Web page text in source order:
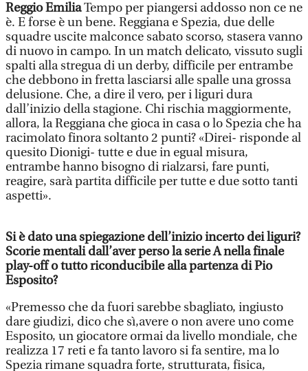
Reggio EmiliaTempo per piangersi addosso non ce ne
è. E forse è un bene. Reggiana e Spezia, due delle
squadre uscite malconce sabato scorso, stasera vanno
di nuovo in campo. In un match delicato, vissuto sugli
spalti alla stregua di un derby, difficile per entrambe
che debbono in fretta lasciarsi alle spalle una grossa
delusione. Che, a dire il vero, per i liguri dura
dall’inizio della stagione. Chi rischia maggiormente,
allora, la Reggiana che gioca in casa o lo Spezia che ha
racimolato finora soltanto 2 punti? «Direi- risponde al
quesito Dionigi- tutte e due in egual misura,
entrambe hanno bisogno di rialzarsi, fare punti,
reagire, sarà partita difficile per tutte e due sotto tanti
aspetti».
Si è dato una spiegazione dell’inizio incerto dei liguri?
Scorie mentali dall’aver perso la serie A nella finale
play-off o tutto riconducibile alla partenza di Pio
Esposito?
«Premesso che da fuori sarebbe sbagliato, ingiusto
dare giudizi, dico che sì,avere o non avere uno come
Esposito, un giocatore ormai da livello mondiale, che
realizza 17 reti e fa tanto lavoro si fa sentire, ma lo
Spezia rimane squadra forte, strutturata, fisica,